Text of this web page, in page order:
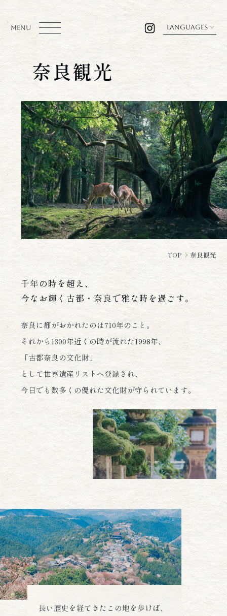
MENU LANGUAGES
奈良観光
TOP 奈良観光
千年の時を超え、
今なお輝く古都・奈良で雅な時を過ごす。
奈良に都がおかれたのは710年のこと。
それから1300年近くの時が流れた1998年、
「古都奈良の文化財」
として世界遺産リストへ登録され、
今日でも数多くの優れた文化財が守られています。
長い歴史を経てきたこの地を歩けば、